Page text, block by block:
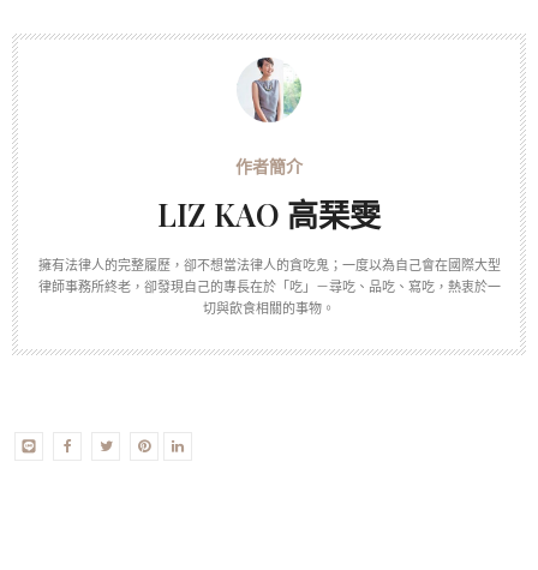
LIZ KAO 高琹雯
擁有法律人的完整履歷，卻不想當法律人的貪吃鬼；一度以為自己會在國際大型
律師事務所終老，卻發現自己的專長在於「吃」－尋吃、品吃、寫吃，熱衷於一
切與飲食相關的事物。